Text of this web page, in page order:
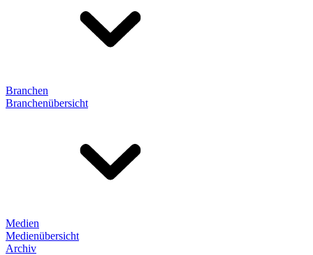
Branchen
Branchenübersicht
Medien
Medienübersicht
Archiv